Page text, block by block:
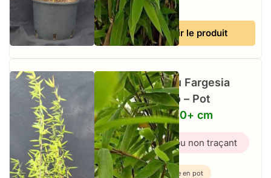
incluse
Voir le produit
Bambou Fargesia
Volcano – Pot
10L – 150+ cm
Bambou non traçant
Plante en pot